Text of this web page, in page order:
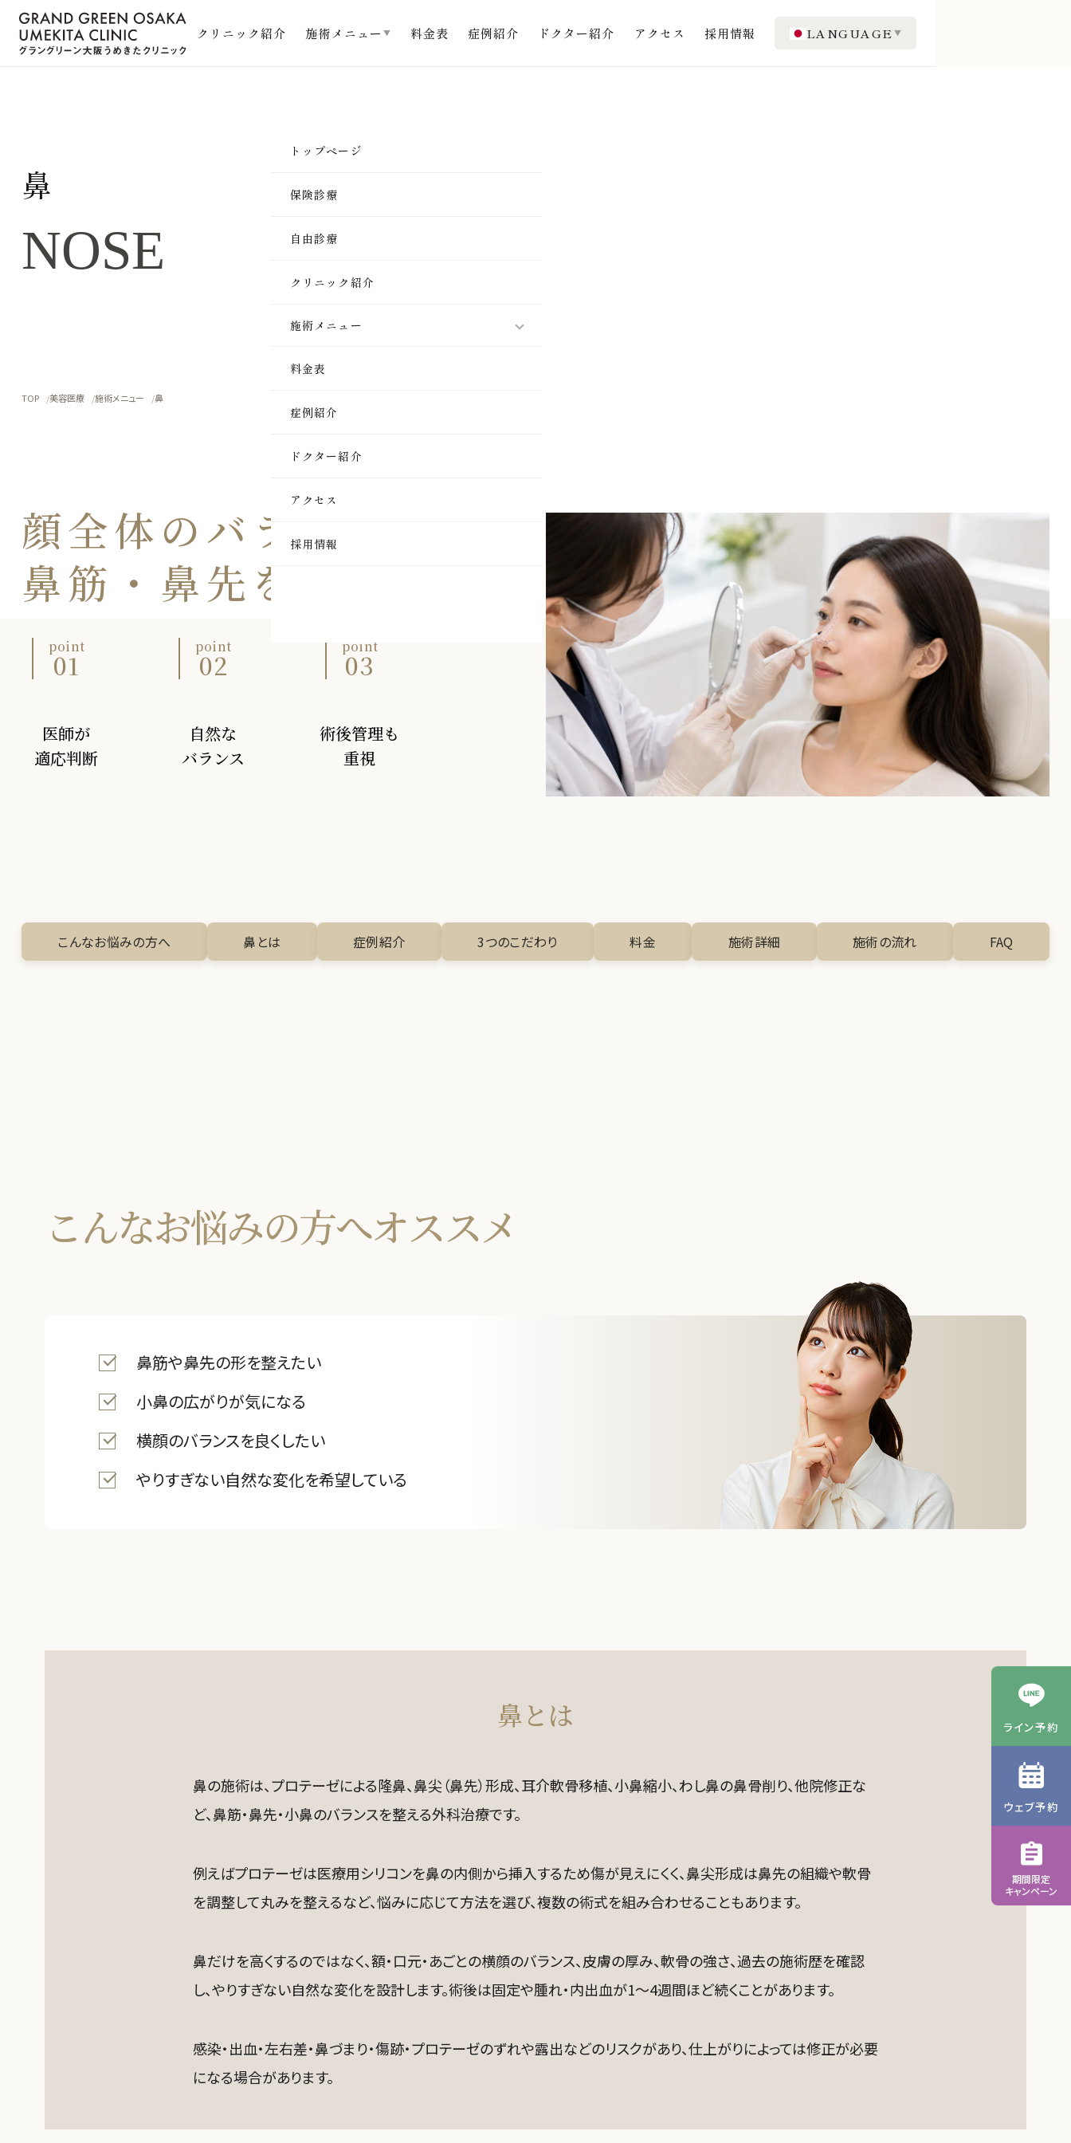
クリニック紹介 施術メニュー ▼ 料金表 症例紹介 ドクター紹介 アクセス 採用情報 LANGUAGE ▼
トップページ
保険診療
自由診療
クリニック紹介
施術メニュー
SKIN
イオン導入
レーザーフェイシャル
セルサー
ボトックス
肌育注射
OTHER CARE その他/処方/スキンケア
美白内服薬
ドクターズコスメ・
料金表
症例紹介
ドクター紹介
アクセス
採用情報
ライン予約
ウェブ予約
期間限定
キャンペーン
鼻
NOSE
TOP 美容医療 施術メニュー 鼻
顔全体のバランスで
鼻筋・ 鼻先を
point
01
医師が
適応判断
point
02
自然な
バランス
point
03
術後管理も
重視
こんなお悩みの方へ 鼻とは 症例紹介 3つのこだわり 料金 施術詳細 施術の流れ FAQ
こんなお悩みの方へオススメ
鼻筋や鼻先の形を整えたい
小鼻の広がりが気になる
横顔のバランスを良くしたい
やりすぎない自然な変化を希望している
鼻とは
鼻の施術は、プロテーゼによる隆鼻、鼻尖（鼻先）形成、耳介軟骨移植、小鼻縮小、わし鼻の鼻骨削り、他院修正な
ど、鼻筋・鼻先・小鼻のバランスを整える外科治療です。
例えばプロテーゼは医療用シリコンを鼻の内側から挿入するため傷が見えにくく、鼻尖形成は鼻先の組織や軟骨
を調整して丸みを整えるなど、悩みに応じて方法を選び、複数の術式を組み合わせることもあります。
鼻だけを高くするのではなく、額・口元・あごとの横顔のバランス、皮膚の厚み、軟骨の強さ、過去の施術歴を確認
し、やりすぎない自然な変化を設計します。術後は固定や腫れ・内出血が1〜4週間ほど続くことがあります。
感染・出血・左右差・鼻づまり・傷跡・プロテーゼのずれや露出などのリスクがあり、仕上がりによっては修正が必要
になる場合があります。